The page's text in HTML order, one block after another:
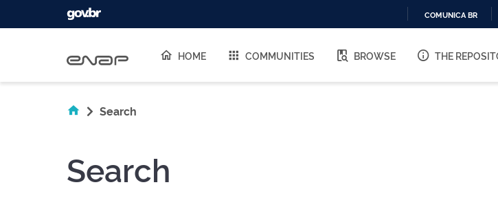
O
COMUNICA BR
HOME COMMUNITIES BROWSE THE
Search
Search